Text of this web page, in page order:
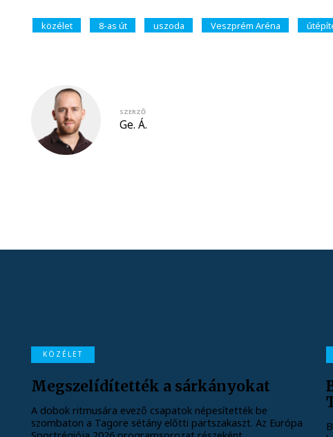
közélet 8-as út uszoda Veszprém Aréna
SZERZŐ
Ge. Á.
KÖZÉLET
Megszelídítették a sárkányokat
A dobok ritmusára evező csapatok népesítették be
szombaton a Tagore sétány előtti partszakaszt. Az Európa